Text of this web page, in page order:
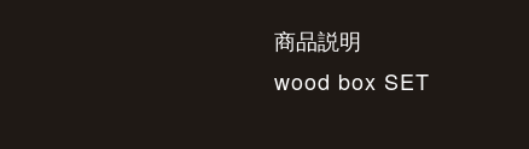
商品説明
wood box SET